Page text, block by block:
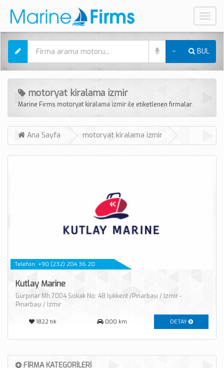
Mobil
Menü
BUL
motoryat kiralama izmir
Marine Firms motoryat kiralama izmirile etiketlenen firmalar.
Ana Sayfa motoryat kiralama izmir
Telefon: +90 (232) 204 36 20
Kutlay Marine
Gürpınar Mh.7004 Sokak No: 48 Işıkkent /Pınarbaşı / İzmir -
Pınarbaşı / İzmir
1822tık 000 km DETAY
FİRMA KATEGORİLERİ